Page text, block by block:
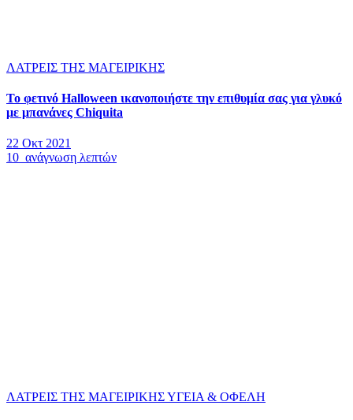
ΛΑΤΡΕΙΣ ΤΗΣ ΜΑΓΕΙΡΙΚΗΣ
Το φετινό Halloween ικανοποιήστε την επιθυμία σας για γλυκό
με μπανάνες Chiquita
22 Οκτ 2021
10 ανάγνωση λεπτών
ΛΑΤΡΕΙΣ ΤΗΣ ΜΑΓΕΙΡΙΚΗΣΥΓΕΙΑ & ΟΦΕΛΗ